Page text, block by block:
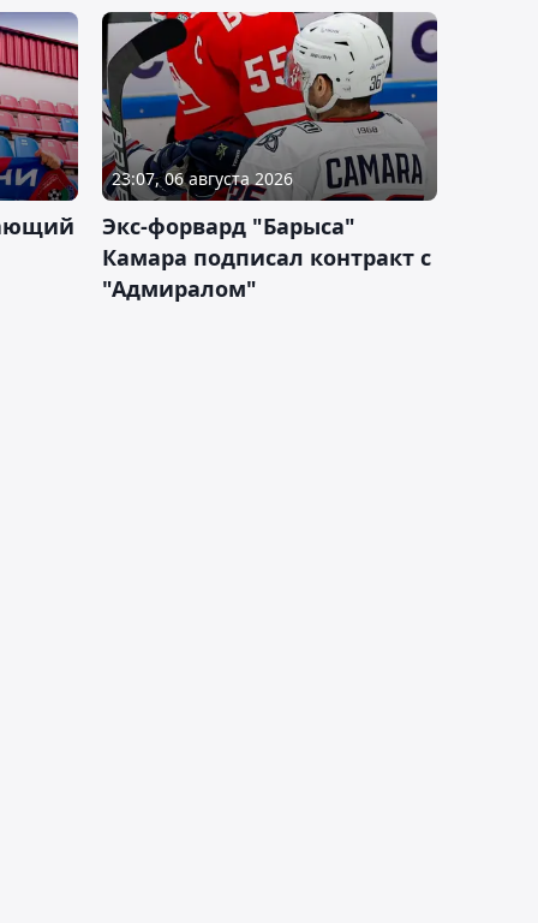
23:07, 06 августа 2026
Экс-форвард "Барыса"
Камара подписал контракт с
"Адмиралом"